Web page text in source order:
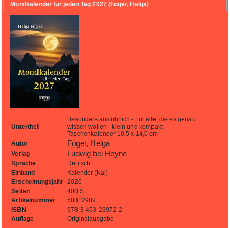
Mondkalender für jeden Tag 2027 (Föger, Helga)
Untertitel
Besonders ausführlich - Für alle, die es genau
wissen wollen - klein und kompakt -
Taschenkalender 10,5 x 14,0 cm
Autor
Föger, Helga
Verlag Ludwig bei Heyne
Sprache
Deutsch
Einband
Kalender (Kal)
Erscheinungsjahr
2026
Seiten
400 S.
Artikelnummer
50312989
ISBN
978-3-453-23972-2
Auflage
Originalausgabe